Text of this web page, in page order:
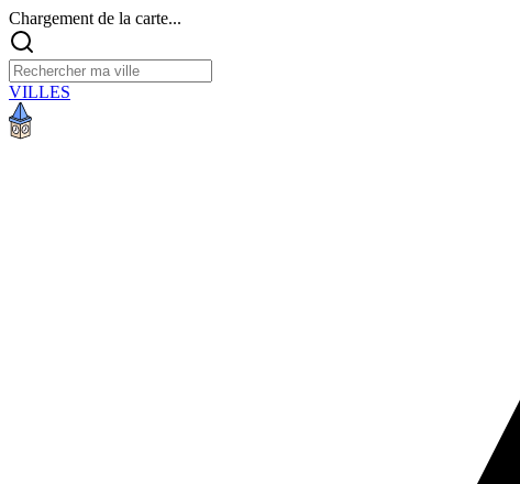
Chargement de la carte...
VILLES